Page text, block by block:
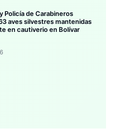
Policía de Carabineros
aves silvestres mantenidas
en cautiverio en Bolívar